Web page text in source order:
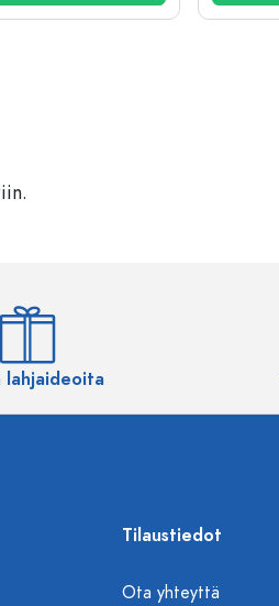
lahjaideoita
Tilaustiedot
Ota yhteyttä